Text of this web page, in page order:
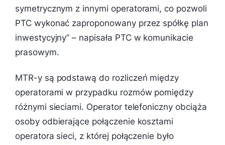
symetrycznym z innymi operatorami, co pozwoli
PTC wykonać zaproponowany przez spółkę plan
inwestycyjny” – napisała PTC w komunikacie
prasowym.
MTR-y są podstawą do rozliczeń między
operatorami w przypadku rozmów pomiędzy
różnymi sieciami. Operator telefoniczny obciąża
osoby odbierające połączenie kosztami
operatora sieci, z której połączenie było